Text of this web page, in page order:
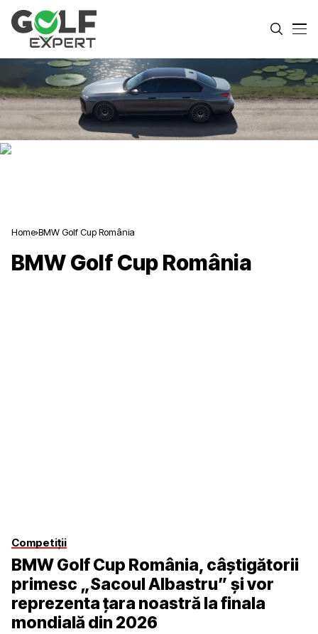
Home BMW Golf Cup România
BMW Golf Cup România
Competiții
BMW Golf Cup România, câştigătorii
primesc „Sacoul Albastru” şi vor
reprezenta ţara noastră la finala
mondială din 2026